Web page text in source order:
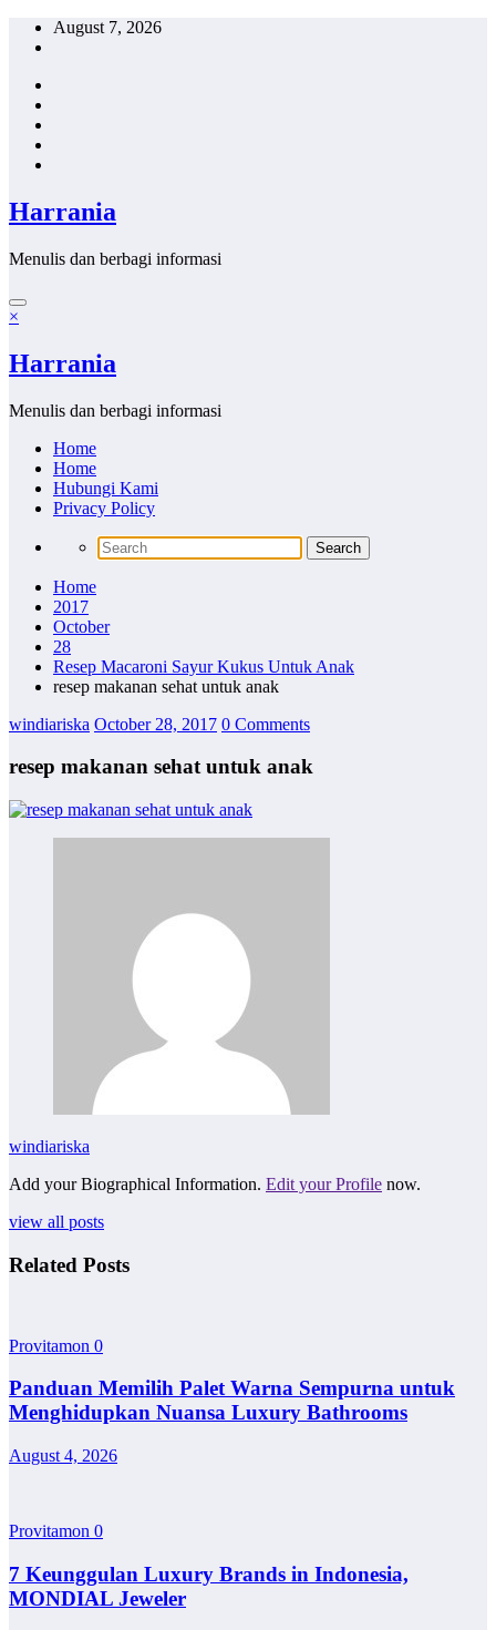
Skip
August 7, 2026
Harrania
Menulis dan berbagi informasi
×
Harrania
Menulis dan berbagi informasi
Home
Home
Hubungi Kami
Privacy Policy
Home
2017
October
28
Resep Macaroni Sayur Kukus Untuk Anak
resep makanan sehat untuk anak
windiariska October 28, 2017 0 Comments
resep makanan sehat untuk anak
windiariska
Add your Biographical Information. Edit your Profile now.
view all posts
Related Posts
Provitamon 0
Panduan Memilih Palet Warna Sempurna untuk
Menghidupkan Nuansa Luxury Bathrooms
August 4, 2026
Provitamon 0
7 Keunggulan Luxury Brands in Indonesia,
MONDIAL Jeweler